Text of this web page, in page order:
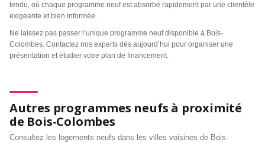
tendu, où chaque programme neuf est absorbé rapidement par une clientèle
exigeante et bien informée.
Ne laissez pas passer l’unique programme neuf disponible à Bois-
Colombes. Contactez nos experts dès aujourd’hui pour organiser une
présentation et étudier votre plan de financement.
Autres programmes neufs à proximité
de Bois-Colombes
Consultez les logements neufs dans les villes voisines de Bois-